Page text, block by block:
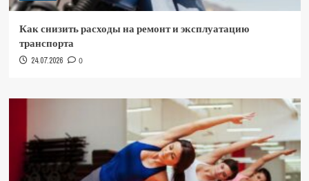
Как снизить расходы на ремонт и эксплуатацию
транспорта
24.07.2026 0